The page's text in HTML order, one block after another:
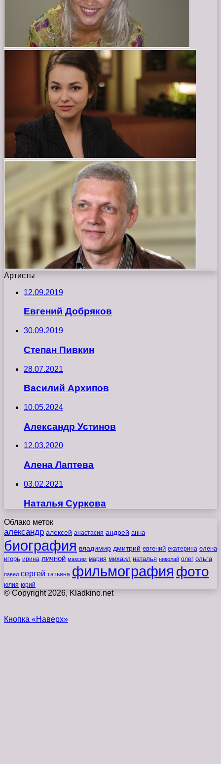
Артисты
12.09.2019
Евгений Добряков
30.09.2019
Степан Пивкин
28.07.2021
Василий Архипов
10.05.2024
Александр Устинов
12.03.2020
Алена Лаптева
03.02.2021
Наталья Суркова
Облако меток
александр алексей анастасия андрей анна
биография владимир дмитрий евгений екатерина елена
игорь ирина личной максим мария михаил наталья николай олег ольга
павел сергей татьяна фильмография фото
юлия юрий
© Copyright 2026, Kladkino.net
Кнопка «Наверх»